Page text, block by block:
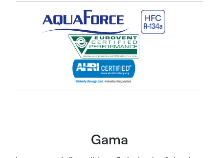
Gama